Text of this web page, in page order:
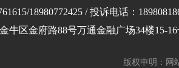
18980772425 / 投诉电话：
牛区金府路88号万通金融广场34楼15-
版权申明：网